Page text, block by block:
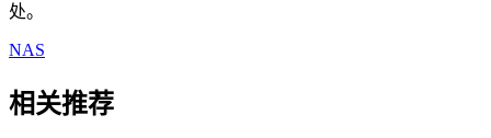
处。
NAS
相关推荐